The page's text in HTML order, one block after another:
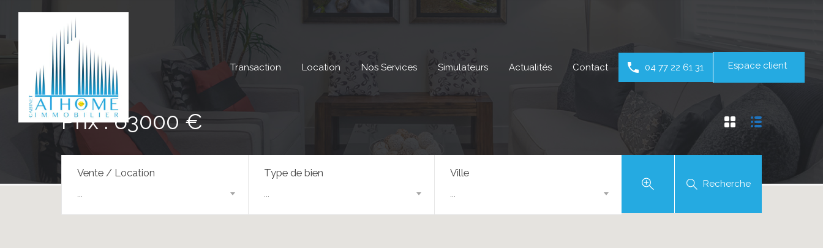
Transaction Location Nos Services Simulateurs Actualités Contact 04 77 22 61 31 Espace client
Prix : 63000 €
Vente / Location Type de bien Ville
Recherche